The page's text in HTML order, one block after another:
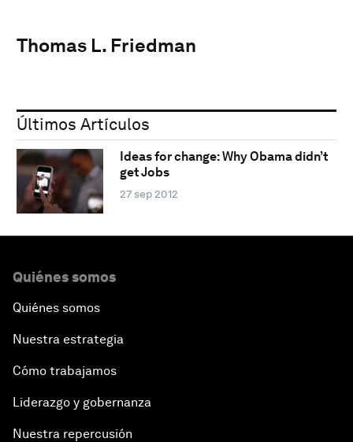
Thomas L. Friedman
Últimos Artículos
Ideas for change: Why Obama didn’t
get Jobs
27 sep 2012
Quiénes somos
Quiénes somos
Nuestra estrategia
Cómo trabajamos
Liderazgo y gobernanza
Nuestra repercusión